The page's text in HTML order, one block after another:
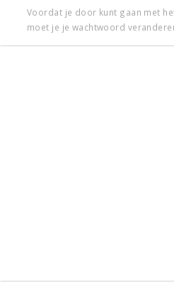
Voordat je door kunt gaan met
moet je je wachtwoord